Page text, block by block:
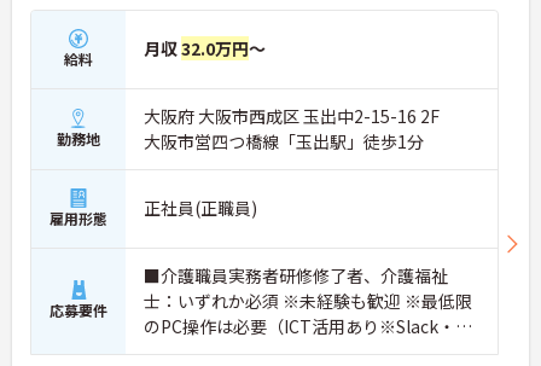
給料 月収32.0万円～
勤務地
大阪府 大阪市西成区 玉出中2-15-16 2F
大阪市営四つ橋線「玉出駅」徒歩1分
雇用形態 正社員(正職員)
応募要件
■介護職員実務者研修修了者、介護福祉
士：いずれか必須 ※未経験も歓迎 ※最低限
のPC操作は必要（ICT活用あり※Slack・PC
操作）